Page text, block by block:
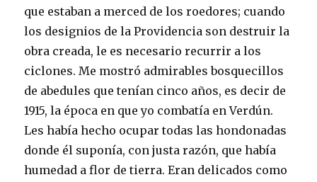
que estaban a merced de los roedores; cuando
los designios de la Providencia son destruir la
obra creada, le es necesario recurrir a los
ciclones. Me mostró admirables bosquecillos
de abedules que tenían cinco años, es decir de
1915, la época en que yo combatía en Verdún.
Les había hecho ocupar todas las hondonadas
donde él suponía, con justa razón, que había
humedad a flor de tierra. Eran delicados como